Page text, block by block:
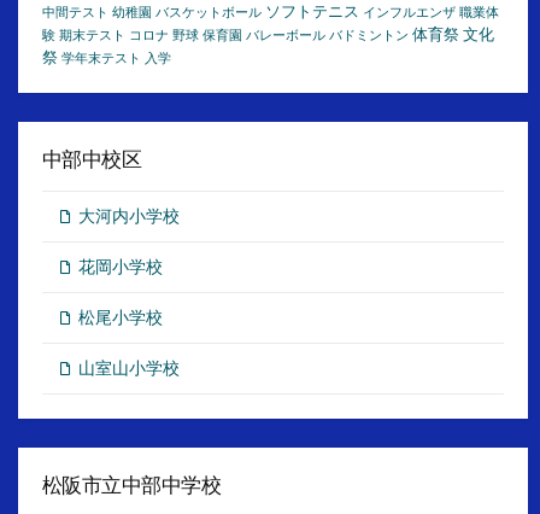
中間テスト 幼稚園 バスケットボール ソフトテニス インフルエンザ 職業体
験 期末テスト コロナ 野球 保育園 バレーボール バドミントン 体育祭 文化
祭 学年末テスト 入学
中部中校区
大河内小学校
花岡小学校
松尾小学校
山室山小学校
松阪市立中部中学校